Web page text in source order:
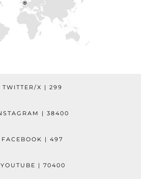
TWITTER/X | 299
| 38400
FACEBOOK | 497
YOUTUBE | 70400